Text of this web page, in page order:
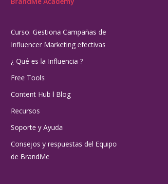
Curso: Gestiona Campañas de
Influencer Marketing efectivas
¿ Qué es la Influencia ?
Free Tools
Content Hub l Blog
Recursos
Soporte y Ayuda
Consejos y respuestas del Equipo
de BrandMe